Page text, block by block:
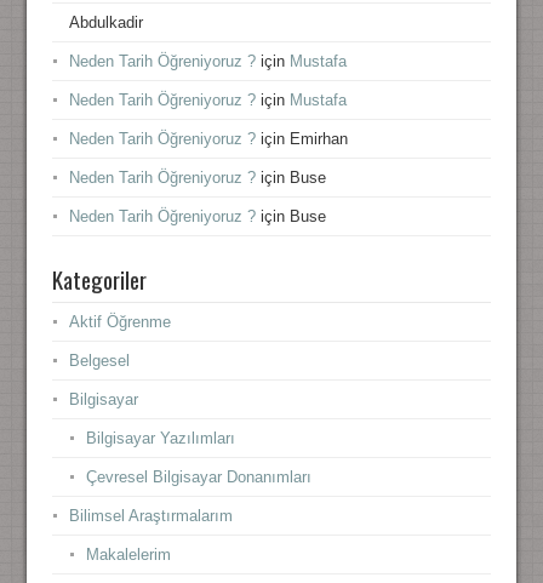
Abdulkadir
Neden Tarih Öğreniyoruz ?için Mustafa
Neden Tarih Öğreniyoruz ?için Mustafa
Neden Tarih Öğreniyoruz ?için Emirhan
Neden Tarih Öğreniyoruz ?için Buse
Neden Tarih Öğreniyoruz ?için Buse
Kategoriler
Aktif Öğrenme
Belgesel
Bilgisayar
Bilgisayar Yazılımları
Çevresel Bilgisayar Donanımları
Bilimsel Araştırmalarım
Makalelerim